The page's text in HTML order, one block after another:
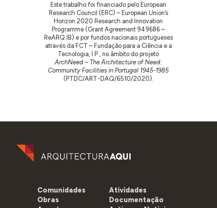
Este trabalho foi financiado pelo European
Research Council (ERC) – European Union’s
Horizon 2020 Research and Innovation
Programme (Grant Agreement 949686 –
ReARQ.IB) e por fundos nacionais portugueses
através da FCT – Fundação para a Ciência e a
Tecnologia, I.P., no âmbito do projeto
ArchNeed – The Architecture of Need:
Community Facilities in Portugal 1945-1985
(PTDC/ART-DAQ/6510/2020).
Comunidades
Obras
Atividades
Documentação